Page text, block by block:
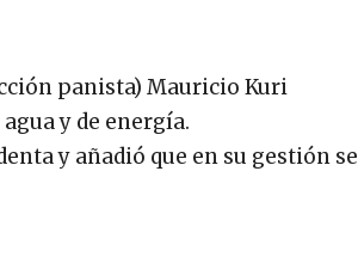
panista) Mauricio Kuri
y de energía.
y añadió que en su gestión se